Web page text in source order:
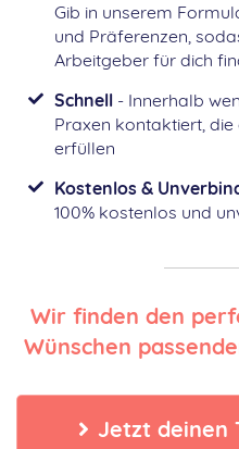
Gib in unserem
und Präferenzen,
Arbeitgeber für dich
Schnell - Innerhalb
Praxen kontaktiert,
erfüllen
Kostenlos &
100% kostenlos und
Wir finden den
Wünschen
Jetzt deinen